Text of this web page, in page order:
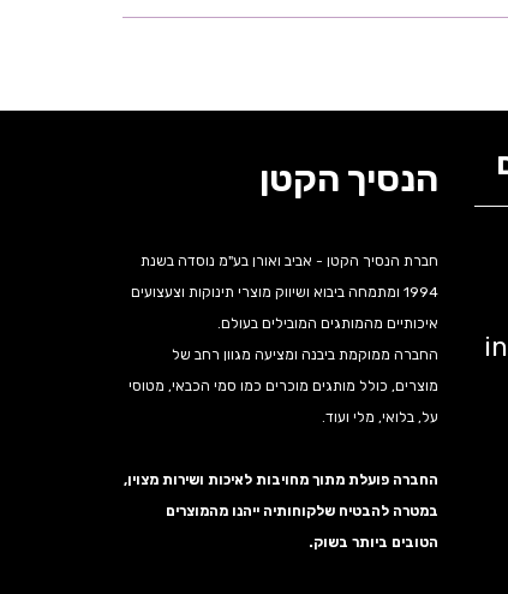
הנסיך הקטן
חברת הנסיך הקטן - אביב ואורן בע"מ נוסדה בשנת
1994 ומתמחה ביבוא ושיווק מוצרי תינוקות וצעצועים
איכותיים מהמותגים המובילים בעולם.
החברה ממוקמת ביבנה ומציעה מגוון רחב של
מוצרים, כולל מותגים מוכרים כמו סמי הכבאי, מטוסי
על, בלואי, מלי ועוד.
החברה פועלת מתוך מחויבות לאיכות ושירות מצוין,
במטרה להבטיח שלקוחותיה ייהנו מהמוצרים
הטובים ביותר בשוק.